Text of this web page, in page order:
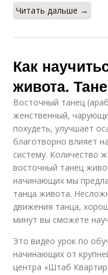
Читать дальше →
Как
живота.
Восточный танец
женственный,
похудеть, улучшает
благотворно влияет
систему. Количество
восточный танец
начинающих мы
танца живота.
движения танца,
минут вы сможете
Это видео урок по
начинающих от
центра «Штаб